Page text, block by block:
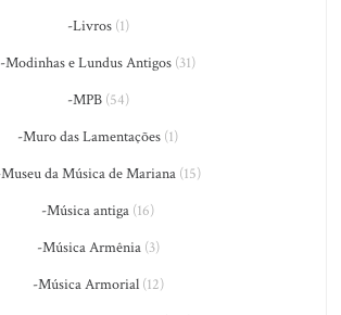
-Livros(1)
-Modinhas e Lundus Antigos (31)
-MPB(54)
-Muro das Lamentações (1)
da Música de Mariana(15)
-Música antiga (16)
-Música Armênia(3)
-Música Armorial(12)